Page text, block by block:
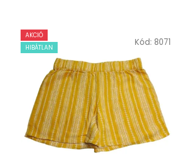
AKCIÓ
HIBÁTLAN
Kód: 8071